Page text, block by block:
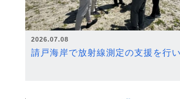
2026.07.08
請戸海岸で放射線測定の支援を行い